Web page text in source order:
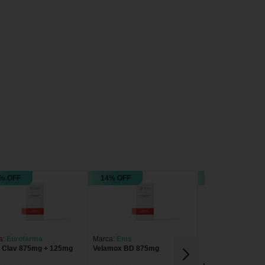
OFF
Eurofarma
Clav 875mg + 125mg
14% OFF
Marca: Ems
Velamox BD 875mg